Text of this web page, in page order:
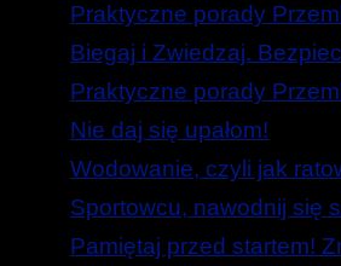
Praktyczne porady
Biegaj i Zwiedzaj.
Praktyczne porady
Nie daj się upałom!
Wodowanie, czyli jak
Sportowcu, nawodnij się
Pamiętaj przed startem!